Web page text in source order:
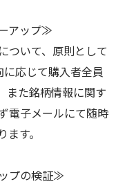
アップ≫
ついて、原則として
応じて購入者全員
また銘柄情報に関す
電子メールにて随時
す。
プの検証≫